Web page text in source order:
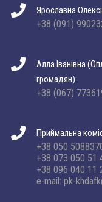
Ярославна
+38 (091)
Алла Іванівна
громадян):
+38 (067)
Приймальна
+38 050
+38 073 050 51
+38 096 040 11
e-mail: pk-